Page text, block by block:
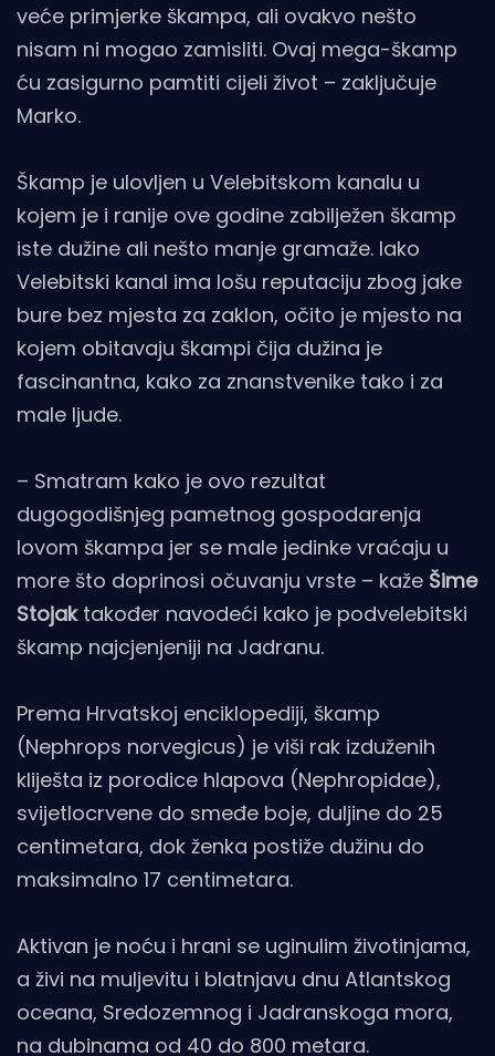
veće primjerke škampa, ali ovakvo nešto
nisam ni mogao zamisliti. Ovaj mega-škamp
ću zasigurno pamtiti cijeli život – zaključuje
Marko.
Škamp je ulovljen u Velebitskom kanalu u
kojem je i ranije ove godine zabilježen škamp
iste dužine ali nešto manje gramaže. Iako
Velebitski kanal ima lošu reputaciju zbog jake
bure bez mjesta za zaklon, očito je mjesto na
kojem obitavaju škampi čija dužina je
fascinantna, kako za znanstvenike tako i za
male ljude.
– Smatram kako je ovo rezultat
dugogodišnjeg pametnog gospodarenja
lovom škampa jer se male jedinke vraćaju u
more što doprinosi očuvanju vrste – kaže Šime
Stojaktakođer navodeći kako je podvelebitski
škamp najcjenjeniji na Jadranu.
Prema Hrvatskoj enciklopediji, škamp
(Nephrops norvegicus) je viši rak izduženih
kliješta iz porodice hlapova (Nephropidae),
svijetlocrvene do smeđe boje, duljine do 25
centimetara, dok ženka postiže dužinu do
maksimalno 17 centimetara.
Aktivan je noću i hrani se uginulim životinjama,
a živi na muljevitu i blatnjavu dnu Atlantskog
oceana, Sredozemnog i Jadranskoga mora,
na dubinama od 40 do 800 metara.